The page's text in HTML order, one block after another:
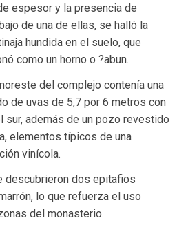
espesor y la presencia de
de una de ellas, se halló la
hundida en el suelo, que
como un horno o ?abun.
del complejo contenía una
de uvas de 5,7 por 6 metros con
sur, además de un pozo revestido
elementos típicos de una
vinícola.
descubrieron dos epitafios
lo que refuerza el uso
del monasterio.